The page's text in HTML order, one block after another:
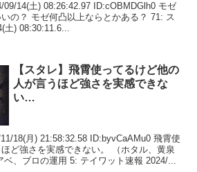
09/14(土) 08:26:42.97 ID:cOBMDGlh0 モゼ
の？ モゼ何凸以上ならとかある？ 71: ス
土) 08:30:11.6...
【スタレ】飛霄使ってるけど他の
人が言うほど強さを実感できな
い…
18(月) 21:58:32.58 ID:byvCaAMu0 飛霄使
ど強さを実感できない。 （ホタル、黄泉
、ブロの運用 5: テイワット速報 2024/...